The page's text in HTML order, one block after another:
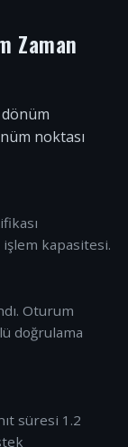
Zaman
noktası
kapasitesi.
Oturum
doğrulama
süresi 1.2